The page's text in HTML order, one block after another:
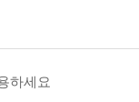
(옵션에 따라 소요 시
하세요